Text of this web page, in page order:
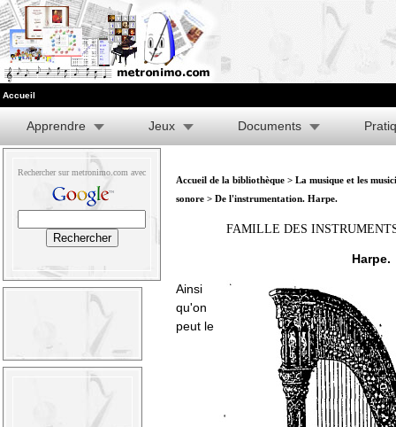
Accueil
Apprendre Jeux Documents
Rechercher sur metronimo.com avec
Accueil de la bibliothèque > La musique et les
sonore > De l'instrumentation. Harpe.
FAMILLE DES
Harpe.
Ainsi
qu'on
peut le